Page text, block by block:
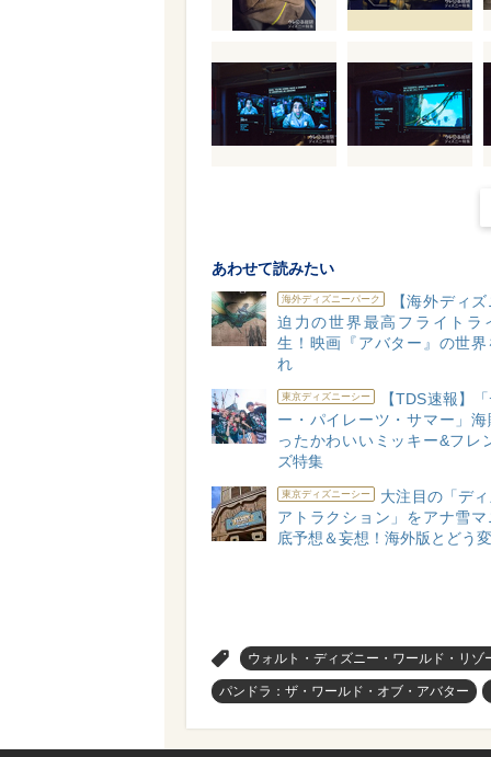
あわせて読みたい
海外ディズニーパーク
【海外ディ
迫力の世界最高フライトラ
生！映画『アバター』の世界
れ
東京ディズニーシー
【TDS速報】
ー・パイレーツ・サマー」
ったかわいいミッキー&フレ
ズ特集
東京ディズニーシー
大注目の「デ
アトラクション」をアナ雪
底予想＆妄想！海外版とどう
ウォルト・ディズニー・ワールド・リゾ
パンドラ：ザ・ワールド・オブ・アバター